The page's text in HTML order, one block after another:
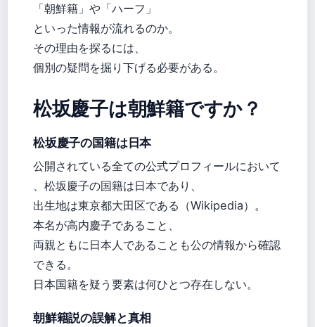
「朝鮮籍」や「ハーフ」
といった情報が流れるのか。
その理由を探るには、
個別の疑問を掘り下げる必要がある。
松坂慶子は朝鮮籍ですか？
松坂慶子の国籍は日本
公開されている全ての公式プロフィールにおいて
、松坂慶子の国籍は日本であり、
出生地は東京都大田区である（Wikipedia）。
本名が高内慶子であること、
両親ともに日本人であることも公の情報から確認
できる。
日本国籍を疑う要素は何ひとつ存在しない。
朝鮮籍説の誤解と真相